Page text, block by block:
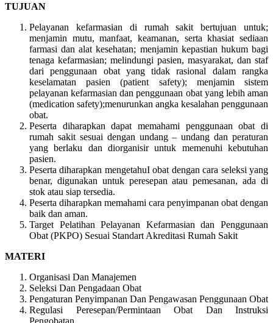
TUJUAN
Pelayanan kefarmasian di rumah sakit bertujuan untuk;
menjamin mutu, manfaat, keamanan, serta khasiat sediaan
farmasi dan alat kesehatan; menjamin kepastian hukum bagi
tenaga kefarmasian; melindungi pasien, masyarakat, dan staf
dari penggunaan obat yang tidak rasional dalam rangka
keselamatan pasien (patient safety); menjamin sistem
pelayanan kefarmasian dan penggunaan obat yang lebih aman
(medication safety);menurunkan angka kesalahan penggunaan
obat.
Peserta diharapkan dapat memahami penggunaan obat di
rumah sakit sesuai dengan undang – undang dan peraturan
yang berlaku dan diorganisir untuk memenuhi kebutuhan
pasien.
Peserta diharapkan mengetahuI obat dengan cara seleksi yang
benar, digunakan untuk peresepan atau pemesanan, ada di
stok atau siap tersedia.
Peserta diharapkan memahami cara penyimpanan obat dengan
baik dan aman.
Target Pelatihan Pelayanan Kefarmasian dan Penggunaan
Obat (PKPO) Sesuai Standart Akreditasi Rumah Sakit
MATERI
Organisasi Dan Manajemen
Seleksi Dan Pengadaan Obat
Pengaturan Penyimpanan Dan Pengawasan Penggunaan Obat
Regulasi Peresepan/Permintaan Obat Dan Instruksi
Pengobatan